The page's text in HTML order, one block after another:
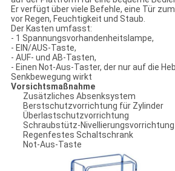
Er verfügt über viele Befehle, eine Tür
vor Regen, Feuchtigkeit und Staub.
Der Kasten umfasst:
- 1 Spannungsvorhandenheitslampe,
- EIN/AUS-Taste,
- AUF- und AB-Tasten,
- Einen Not-Aus-Taster, der nur auf die
Senkbewegung wirkt
Vorsichtsmaßnahme
Zusätzliches Absenksystem
Berstschutzvorrichtung für Zylinder
Überlastschutzvorrichtung
Schraubstütz-Nivellierungsvorrichtung
Regenfestes Schaltschrank
Not-Aus-Taste